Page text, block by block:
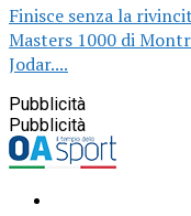
Finisce senza la
Masters 1000 di
Jodar....
Pubblicità
Pubblicità